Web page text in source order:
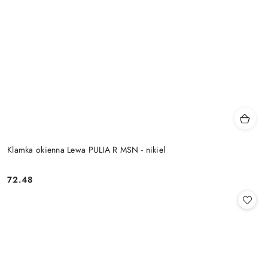
Klamka okienna Lewa PULIA R MSN - nikiel
Cena:
72.48